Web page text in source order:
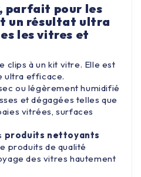
parfait pour les
un résultat ultra
les vitres et
clips à un kit vitre. Elle est
ultra efficace.
ou légèrement humidifié
et dégagées telles que
vitrées, surfaces
produits nettoyants
produits de qualité
des vitres hautement